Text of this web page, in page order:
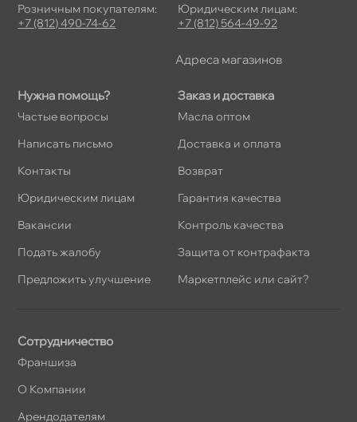
Нужна помощь?
Частые вопросы
Написать письмо
Контакты
Юридическим лицам
акансии
Подать жалобу
Предложить улучшение
Заказ и доставка
Масла оптом
Доставка и оплата
озврат
Гарантия качества
Контроль качества
Защита от контрафакта
Маркетплейс или сайт?
Сотрудничество
Франшиза
О Компании
Арендодателям
Розничным покупателям:
+7 (812) 490-74-62
Юридическим лицам:
+7 (812) 564-49-92
Адреса магазино